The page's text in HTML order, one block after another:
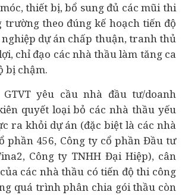
thiết bị, bổ sung đủ các mũi thi
trường theo đúng kế hoạch tiến độ
nghiệp dự án chấp thuận, tranh thủ
chỉ đạo các nhà thầu làm tăng ca
bị chậm.
yêu cầu nhà đầu tư/doanh
quyết loại bỏ các nhà thầu yếu
ra khỏi dự án (đặc biệt là các nhà
phần 456, Công ty cổ phần Đầu tư
Công ty TNHH Đại Hiệp), cân
các nhà thầu có tiến độ thi công
quá trình phân chia gói thầu còn